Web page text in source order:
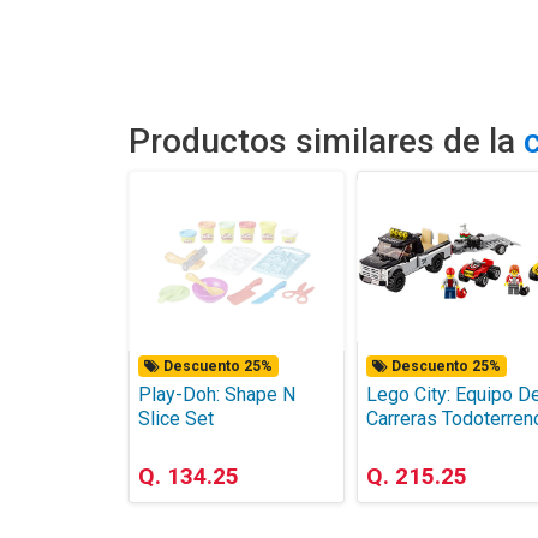
Productos similares de la
Descuento 25%
Play-Doh: Shape N
Slice Set
Q. 134.25
Descuento 25%
Lego City: Equipo
Carreras
Q. 215.25